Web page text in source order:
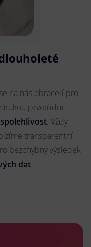
na nás obracejí pro
prvotřídní
spolehlivost. Vždy
transparentní
bezchybný výsledek
dat.